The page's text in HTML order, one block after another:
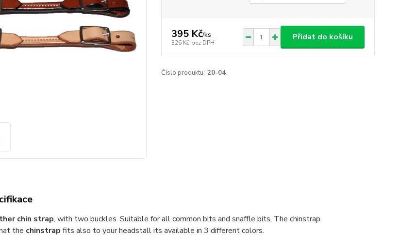
395 Kč/ks
326 Kč bez DPH
Přidat do košíku
Číslo produktu: 20-04
chin strap, with two buckles. Suitable for all common bits and snaffle bits. The chinstrap
the chinstrap fits also to your headstall its available in 3 different colors.